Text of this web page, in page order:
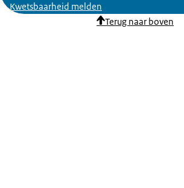
Kwetsbaarheid melden
Terug naar boven